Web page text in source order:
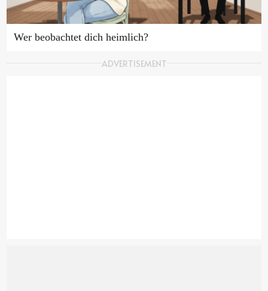
Wer beobachtet dich heimlich?
ADVERTISEMENT